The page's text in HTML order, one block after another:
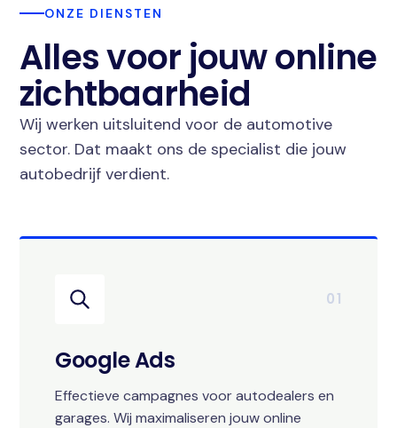
ONZE DIENSTEN
Alles voor jouw online
zichtbaarheid
Wij werken uitsluitend voor de automotive
sector. Dat maakt ons de specialist die jouw
autobedrijf verdient.
01
Google Ads
Effectieve campagnes voor autodealers en
garages. Wij maximaliseren jouw online